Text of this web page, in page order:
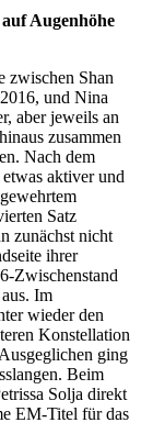
Augenhöhe
zwischen Shan
und Nina
aber jeweils an
zusammen
Nach dem
aktiver und
Satz
zunächst nicht
ihrer
Zwischenstand
Im
wieder den
Konstellation
ging
Beim
Solja direkt
EM-Titel für das